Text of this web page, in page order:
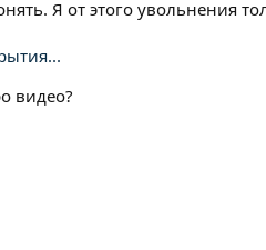
Я от этого увольнения
видео?